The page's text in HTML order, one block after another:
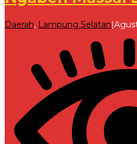
Daerah, Lampung Selatan